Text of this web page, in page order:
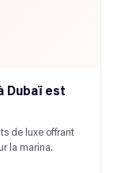
Dubaï est
de luxe offrant
la marina.